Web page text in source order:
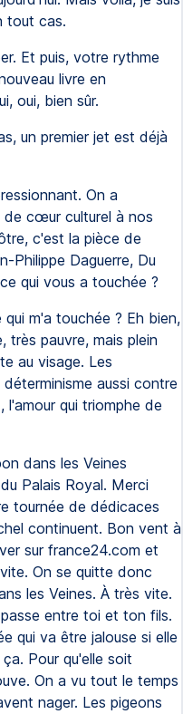
tout cas.
Et puis, votre rythme
livre en
oui, bien sûr.
un premier jet est déjà
On a
de cœur culturel à nos
c'est la pièce de
Philippe Daguerre, Du
qui vous a touchée ?
qui m'a touchée ? Eh bien,
très pauvre, mais plein
au visage. Les
aussi contre
l'amour qui triomphe de
dans les Veines
Palais Royal. Merci
tournée de dédicaces
continuent. Bon vent à
sur france24.com et
On se quitte donc
les Veines. À très vite.
entre toi et ton fils.
qui va être jalouse si elle
Pour qu'elle soit
On a vu tout le temps
nager. Les pigeons